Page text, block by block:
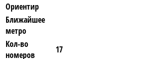
Ориентир
Ближайшее
метро
Кол-во
номеров
17